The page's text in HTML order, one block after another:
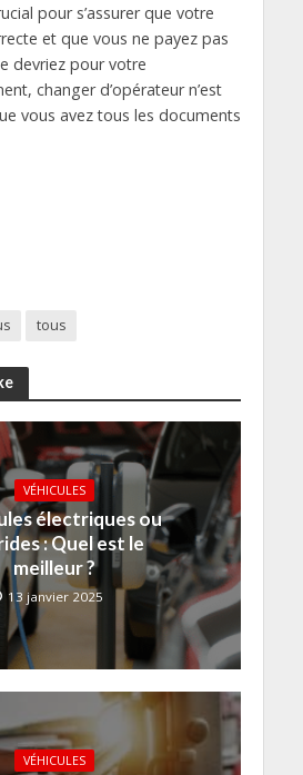
pour s’assurer que votre
et que vous ne payez pas
devriez pour votre
changer d’opérateur n’est
vous avez tous les documents
tous
VÉHICULES
électriques ou
: Quel est le
meilleur ?
13 janvier 2025
VÉHICULES